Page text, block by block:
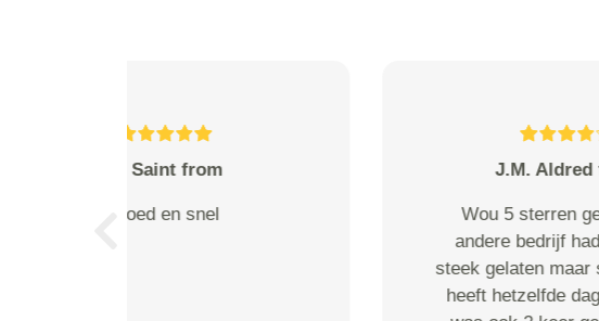
Perfect geregeld! Ga ik Zeker
vaker gebruik van maken. Ideaal